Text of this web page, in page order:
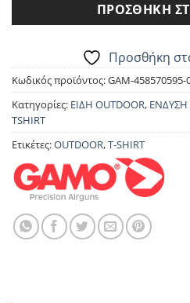
ΠΡΟΣΘΉΚΗ
Προσθήκη
Κωδικός προϊόντος:GAM-458570595-
Κατηγορίες: ΕΙΔΗ OUTDOOR, ΕΝΔΥΣΗ
TSHIRT
Ετικέτες:OUTDOOR,T-SHIRT